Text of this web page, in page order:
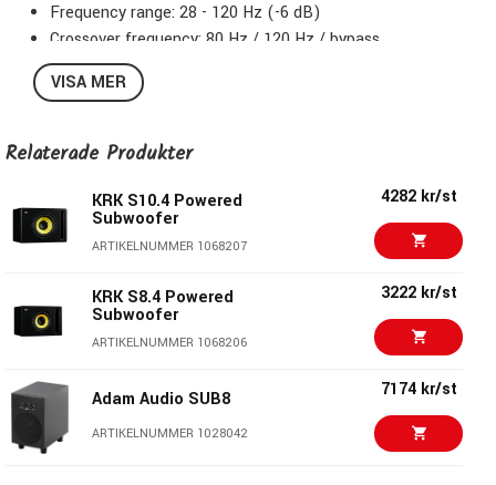
Frequency range: 28 - 120 Hz (-6 dB)
Crossover frequency: 80 Hz / 120 Hz / bypass
Low pass filter adjustable
2 Balanced XLR inputs and outputs
Integrated 115 / 230V power supply
Weight: 12.2 kg
VISA MER
Relaterade Produkter
KRK S10.4 Powered
Subwoofer
ARTIKELNUMMER 1068207
4282 kr/st
KRK S8.4 Powered
Subwoofer
ARTIKELNUMMER 1068206
3222 kr/st
Adam Audio SUB8
ARTIKELNUMMER 1028042
7174 kr/st